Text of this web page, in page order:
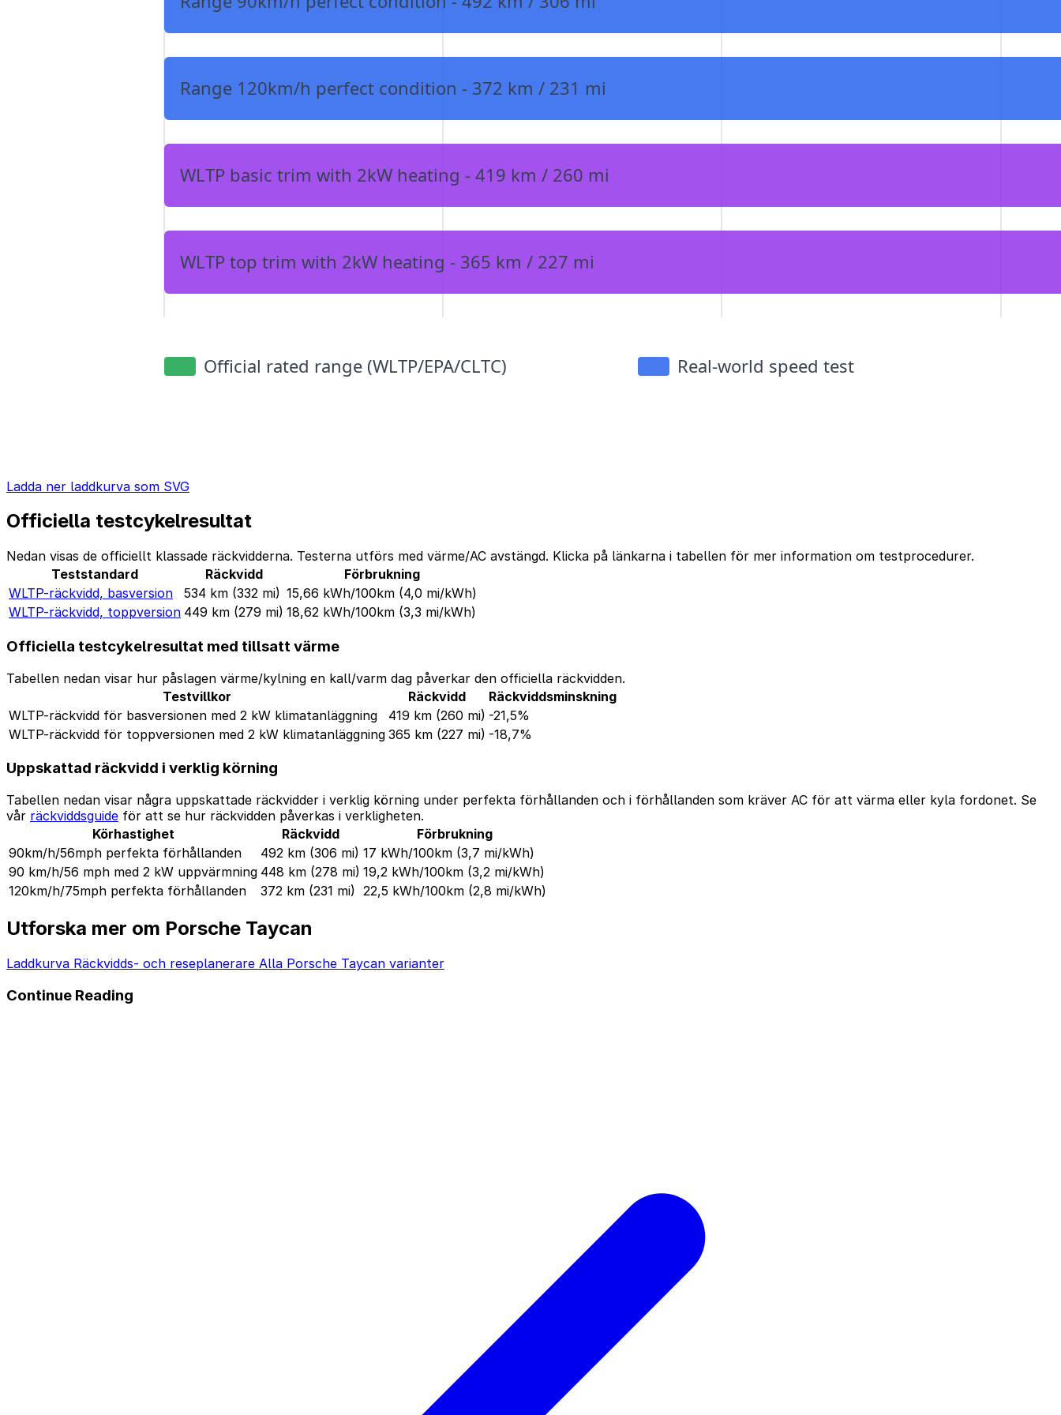
Ladda ner laddkurva som SVG
Officiella testcykelresultat
Nedan visas de officiellt klassade räckvidderna. Testerna utförs med värme/AC avstängd. Klicka på länkarna i tabellen för mer information om testprocedurer.
Teststandard
Räckvidd
Förbrukning
WLTP-räckvidd, basversion
534 km (332 mi) 15,66 kWh/100km (4,0 mi/kWh)
WLTP-räckvidd, toppversion 449 km (279 mi) 18,62 kWh/100km (3,3 mi/kWh)
Officiella testcykelresultat med tillsatt värme
Tabellen nedan visar hur påslagen värme/kylning en kall/varm dag påverkar den officiella räckvidden.
Testvillkor
Räckvidd
Räckviddsminskning
WLTP-räckvidd för basversionen med 2 kW klimatanläggning
419 km (260 mi) -21,5%
WLTP-räckvidd för toppversionen med 2 kW klimatanläggning 365 km (227 mi) -18,7%
Uppskattad räckvidd i verklig körning
Tabellen nedan visar några uppskattade räckvidder i verklig körning under perfekta förhållanden och i förhållanden som kräver AC för att värma eller kyla fordonet. Se
vår räckviddsguide för att se hur räckvidden påverkas i verkligheten.
Körhastighet
Räckvidd
Förbrukning
90km/h/56mph perfekta förhållanden
492 km (306 mi) 17 kWh/100km (3,7 mi/kWh)
90 km/h/56 mph med 2 kW uppvärmning 448 km (278 mi) 19,2 kWh/100km (3,2 mi/kWh)
120km/h/75mph perfekta förhållanden
372 km (231 mi) 22,5 kWh/100km (2,8 mi/kWh)
Utforska mer om Porsche Taycan
Laddkurva Räckvidds- och reseplanerare Alla Porsche Taycan varianter
Continue Reading